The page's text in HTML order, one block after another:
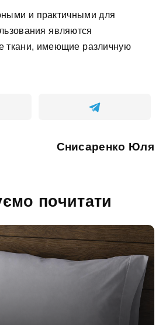
и практичными для
являются
ткани, имеющие различную
Снисаренко Юля
почитати